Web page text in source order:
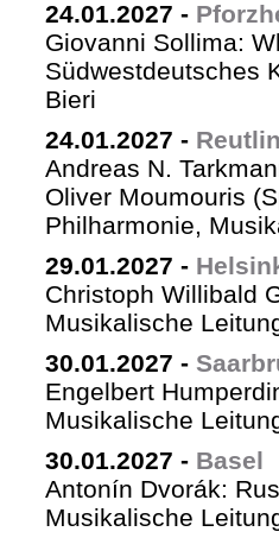
24.01.2027 -
Giovanni Sollima:
Südwestdeutsches
Bieri
24.01.2027 -
Andreas N.
Oliver Moumouris
Philharmonie,
29.01.2027 -
Christoph Willibald
Musikalische
30.01.2027 -
Engelbert
Musikalische
30.01.2027 - Basel
Antonín Dvorák:
Musikalische